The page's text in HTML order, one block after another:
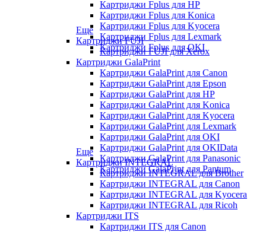
Картриджи Fplus для HP
Картриджи Fplus для Konica
Картриджи Fplus для Kyocera
Картриджи Fplus для Lexmark
Картриджи Fplus для OKI
Еще
Картриджи FUJI
Картриджи FUJI для Xerox
Картриджи GalaPrint
Картриджи GalaPrint для Canon
Картриджи GalaPrint для Epson
Картриджи GalaPrint для HP
Картриджи GalaPrint для Konica
Картриджи GalaPrint для Kyocera
Картриджи GalaPrint для Lexmark
Картриджи GalaPrint для OKI
Картриджи GalaPrint для OKIData
Картриджи GalaPrint для Panasonic
Картриджи GalaPrint для Pantum
Еще
Картриджи INTEGRAL
Картриджи INTEGRAL для Brother
Картриджи INTEGRAL для Canon
Картриджи INTEGRAL для Kyocera
Картриджи INTEGRAL для Ricoh
Картриджи ITS
Картриджи ITS для Canon